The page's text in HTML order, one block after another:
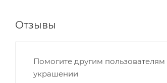
Отзывы
Помогите другим
украшении